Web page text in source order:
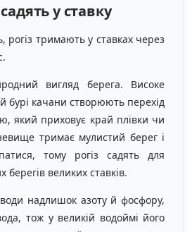
у ставку
рогіз тримають у ставках через
вигляд берега. Високе
бурі качани створюють перехід
який приховує край плівки чи
тримає мулистий берег і
тому рогіз садять для
берегів великих ставків.
надлишок азоту й фосфору,
тож у великій водоймі його